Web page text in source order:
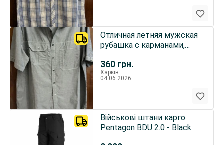
360 грн.
Отличная летняя мужская
рубашка с карманами,
Харків
04.06.2026
Військові штани карго
Pentagon BDU 2.0 - Black